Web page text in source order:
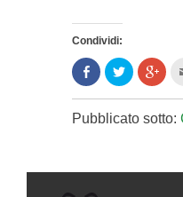
Condividi:
Condividi
su
(Si
apre
in
Clicca
per
su
Twitter
(Si
finestra)
per
su
(Si
Pubblicato sotto: